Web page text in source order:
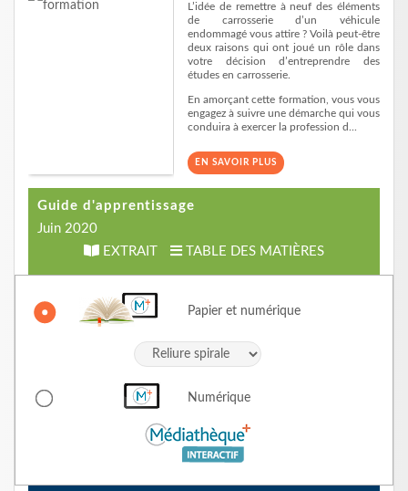
L’idée de remettre à neuf des éléments
de carrosserie d’un véhicule
endommagé vous attire ? Voilà peut-être
deux raisons qui ont joué un rôle dans
votre décision d’entreprendre des
études en carrosserie.
En amorçant cette formation, vous vous
engagez à suivre une démarche qui vous
conduira à exercer la profession d...
EN SAVOIR PLUS
Guide d'apprentissage
Juin 2020
EXTRAIT
TABLE DES MATIÈRES
Papier et numérique
Numérique